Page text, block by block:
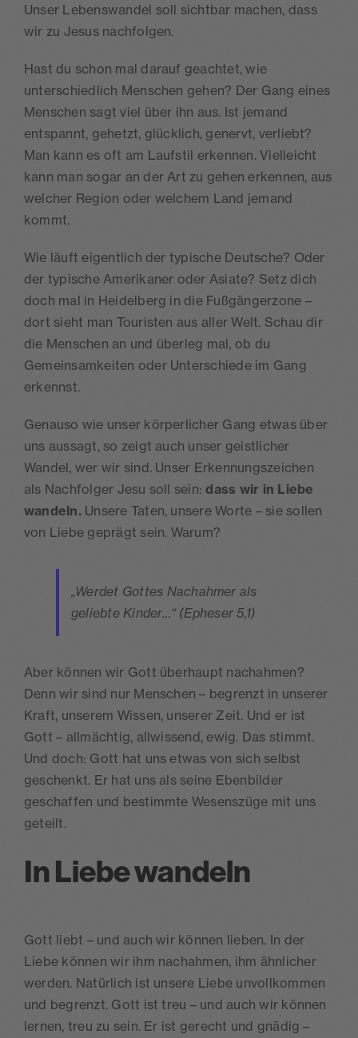
Unser Lebenswandel soll sichtbar machen, dass
wir zu Jesus nachfolgen.
Hast du schon mal darauf geachtet, wie
unterschiedlich Menschen gehen? Der Gang eines
Menschen sagt viel über ihn aus. Ist jemand
entspannt, gehetzt, glücklich, genervt, verliebt?
Man kann es oft am Laufstil erkennen. Vielleicht
kann man sogar an der Art zu gehen erkennen, aus
welcher Region oder welchem Land jemand
kommt.
Wie läuft eigentlich der typische Deutsche? Oder
der typische Amerikaner oder Asiate? Setz dich
doch mal in Heidelberg in die Fußgängerzone –
dort sieht man Touristen aus aller Welt. Schau dir
die Menschen an und überleg mal, ob du
Gemeinsamkeiten oder Unterschiede im Gang
erkennst.
Genauso wie unser körperlicher Gang etwas über
uns aussagt, so zeigt auch unser geistlicher
Wandel, wer wir sind. Unser Erkennungszeichen
als Nachfolger Jesu soll sein:dass wir in Liebe
wandeln. Unsere Taten, unsere Worte – sie sollen
von Liebe geprägt sein. Warum?
„Werdet Gottes Nachahmer als
geliebte Kinder…“ (Epheser 5,1)
Aber können wir Gott überhaupt nachahmen?
Denn wir sind nur Menschen – begrenzt in unserer
Kraft, unserem Wissen, unserer Zeit. Und er ist
Gott – allmächtig, allwissend, ewig. Das stimmt.
Und doch: Gott hat uns etwas von sich selbst
geschenkt. Er hat uns als seine Ebenbilder
geschaffen und bestimmte Wesenszüge mit uns
geteilt.
In Liebe wandeln
Gott liebt – und auch wir können lieben. In der
Liebe können wir ihm nachahmen, ihm ähnlicher
werden. Natürlich ist unsere Liebe unvollkommen
und begrenzt. Gott ist treu – und auch wir können
lernen, treu zu sein. Er ist gerecht und gnädig –